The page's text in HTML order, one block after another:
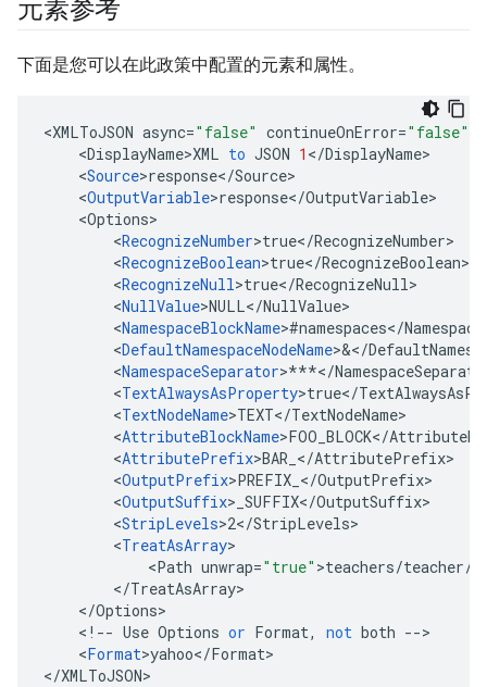
元素参考
下面是您可以在此政策中配置的元素和属性。
<XMLToJSON async="false" continueOnError="false"
<DisplayName>XML to JSON 1 </DisplayName
<Source>response</Source
<OutputVariable>response</OutputVariable
<Options
<RecognizeNumber>true</RecognizeNumber
<RecognizeBoolean>true</RecognizeBoolean
<RecognizeNull>true</RecognizeNull
<NullValue>NULL</NullValue
<NamespaceBlockName>#namespaces</
<DefaultNamespaceNodeName>&</
<NamespaceSeparator>***</
<TextAlwaysAsProperty>true</
<TextNodeName>TEXT</TextNodeName
<AttributeBlockName>FOO_BLOCK</
<AttributePrefix>BAR_</AttributePrefix
<OutputPrefix>PREFIX_</OutputPrefix
<OutputSuffix>_SUFFIX</OutputSuffix
<StripLevels>2</StripLevels
<TreatAsArray
<Path unwrap="true" >teachers/teacher/
</TreatAsArray
</Options
< ! -- Use Options or Format, not both --
<Format>yahoo</Format>
</XMLToJSON>